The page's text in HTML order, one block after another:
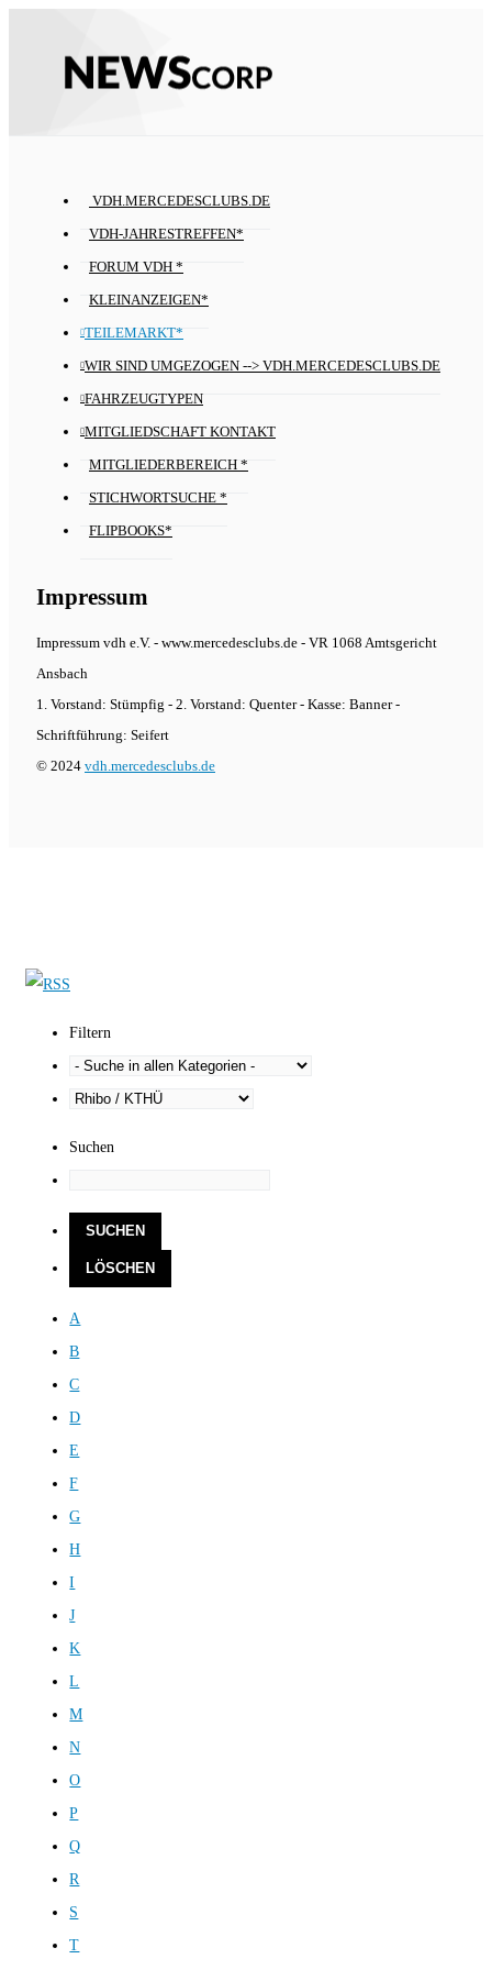
VDH.MERCEDESCLUBS.DE
VDH-JAHRESTREFFEN*
FORUM VDH *
KLEINANZEIGEN*
TEILEMARKT*
WIR SIND UMGEZOGEN --> VDH.MERCEDESCLUBS.DE
FAHRZEUGTYPEN
MITGLIEDSCHAFT KONTAKT
MITGLIEDERBEREICH *
STICHWORTSUCHE *
FLIPBOOKS*
Impressum
Impressum vdh e.V. - www.mercedesclubs.de - VR 1068 Amtsgericht
Ansbach
1. Vorstand: Stümpfig - 2. Vorstand: Quenter - Kasse: Banner -
Schriftführung: Seifert
© 2024 vdh.mercedesclubs.de
Filtern
Suchen
A
B
C
D
E
F
G
H
I
J
K
L
M
N
O
P
Q
R
S
T